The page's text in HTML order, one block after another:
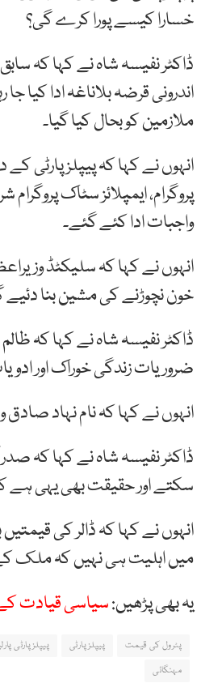
خسارا کیسے پورا کرے گی؟
ڈاکٹر نفیسہ شاہ نے کہا کہ
اندرونی قرضہ بلاناغہ ادا کیا
ملازمین کو بحال کیا گیا۔
پروگرام، ایمپلائز سٹاک
واجبات ادا کئے گئے۔
انہوں نے کہا کہ سلیکٹڈ
خون نچوڑنے کی مشین بنا دئیے
ڈاکٹر نفیسہ شاہ نے کہا کہ
ضروریات زندگی خوراک اور
انہوں نے کہا کہ نام نہاد
ڈاکٹر نفیسہ شاہ نے کہا کہ
سکتے اور حقیقت بھی یہی ہے
انہوں نے کہا کہ ڈالر کی
میں اہلیت ہی نہیں کہ ملک
یہ بھی پڑھیں:سیاسی قیادت
پٹرول کی قیمت پیپلزپارٹی پیپلزپارٹی
مہنگائی